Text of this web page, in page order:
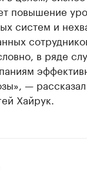
повышение
систем и
в ряде
—
Хайрук.